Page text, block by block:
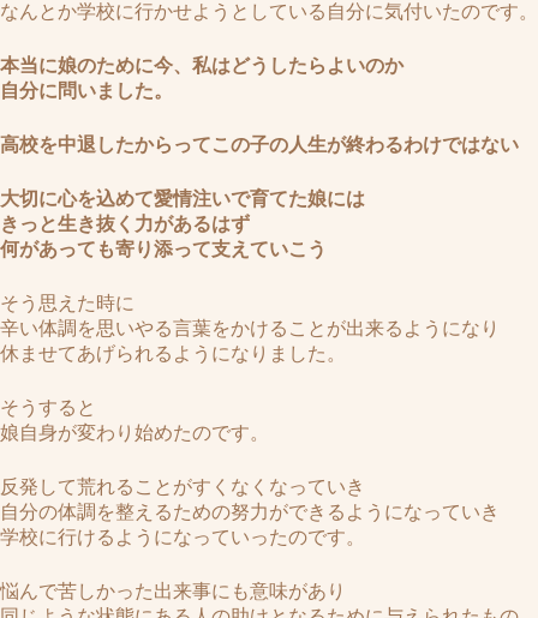
なんとか学校に行かせようとしている自分に気付いたのです。
本当に娘のために今、私はどうしたらよいのか
自分に問いました。
高校を中退したからってこの子の人生が終わるわけではない
大切に心を込めて愛情注いで育てた娘には
きっと生き抜く力があるはず
何があっても寄り添って支えていこう
そう思えた時に
辛い体調を思いやる言葉をかけることが出来るようになり
休ませてあげられるようになりました。
そうすると
娘自身が変わり始めたのです。
反発して荒れることがすくなくなっていき
自分の体調を整えるための努力ができるようになっていき
学校に行けるようになっていったのです。
悩んで苦しかった出来事にも意味があり